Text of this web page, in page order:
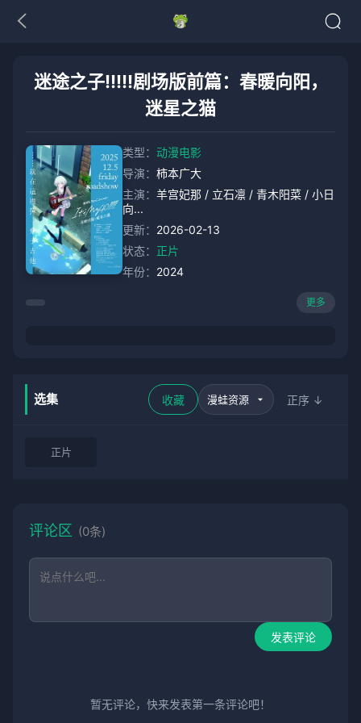
迷途之子!!!!!剧场版前篇：春暖向阳，
迷星之猫
类型： 动漫电影
导演： 柿本广大
主演： 羊宫妃那 / 立石凛 / 青木阳菜 / 小日
向...
更新： 2026-02-13
状态： 正片
年份： 2024
更多
选集 收藏 正序 ↓
正片
评论区 (0条)
发表评论
暂无评论，快来发表第一条评论吧！